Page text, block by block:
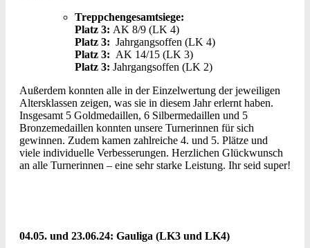
Treppchengesamtsiege:
Platz 3: AK 8/9 (LK 4)
Platz 3: Jahrgangsoffen (LK 4)
Platz 3: AK 14/15 (LK 3)
Platz 3: Jahrgangsoffen (LK 2)
Außerdem konnten alle in der Einzelwertung der jeweiligen
Altersklassen zeigen, was sie in diesem Jahr erlernt haben.
Insgesamt 5 Goldmedaillen, 6 Silbermedaillen und 5
Bronzemedaillen konnten unsere Turnerinnen für sich
gewinnen. Zudem kamen zahlreiche 4. und 5. Plätze und
viele individuelle Verbesserungen. Herzlichen Glückwunsch
an alle Turnerinnen – eine sehr starke Leistung. Ihr seid super!
04.05. und 23.06.24: Gauliga (LK3 und LK4)